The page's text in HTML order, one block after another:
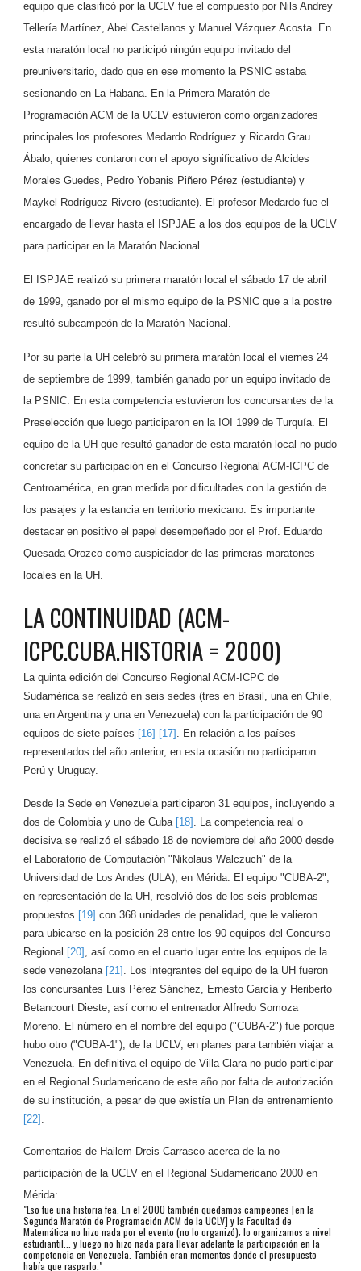
equipo que clasificó por la UCLV fue el compuesto por Nils Andrey
Tellería Martínez, Abel Castellanos y Manuel Vázquez Acosta. En
esta maratón local no participó ningún equipo invitado del
preuniversitario, dado que en ese momento la PSNIC estaba
sesionando en La Habana. En la Primera Maratón de
Programación ACM de la UCLV estuvieron como organizadores
principales los profesores Medardo Rodríguez y Ricardo Grau
Ábalo, quienes contaron con el apoyo significativo de Alcides
Morales Guedes, Pedro Yobanis Piñero Pérez (estudiante) y
Maykel Rodríguez Rivero (estudiante). El profesor Medardo fue el
encargado de llevar hasta el ISPJAE a los dos equipos de la UCLV
para participar en la Maratón Nacional.
El ISPJAE realizó su primera maratón local el sábado 17 de abril
de 1999, ganado por el mismo equipo de la PSNIC que a la postre
resultó subcampeón de la Maratón Nacional.
Por su parte la UH celebró su primera maratón local el viernes 24
de septiembre de 1999, también ganado por un equipo invitado de
la PSNIC. En esta competencia estuvieron los concursantes de la
Preselección que luego participaron en la IOI 1999 de Turquía. El
equipo de la UH que resultó ganador de esta maratón local no pudo
concretar su participación en el Concurso Regional ACM-ICPC de
Centroamérica, en gran medida por dificultades con la gestión de
los pasajes y la estancia en territorio mexicano. Es importante
destacar en positivo el papel desempeñado por el Prof. Eduardo
Quesada Orozco como auspiciador de las primeras maratones
locales en la UH.
LA CONTINUIDAD (ACM-
ICPC.CUBA.HISTORIA = 2000)
La quinta edición del Concurso Regional ACM-ICPC de
Sudamérica se realizó en seis sedes (tres en Brasil, una en Chile,
una en Argentina y una en Venezuela) con la participación de 90
equipos de siete países [16] [17] . En relación a los países
representados del año anterior, en esta ocasión no participaron
Perú y Uruguay.
Desde la Sede en Venezuela participaron 31 equipos, incluyendo a
dos de Colombia y uno de Cuba [18] . La competencia real o
decisiva se realizó el sábado 18 de noviembre del año 2000 desde
el Laboratorio de Computación "Nikolaus Walczuch" de la
Universidad de Los Andes (ULA), en Mérida. El equipo "CUBA-2",
en representación de la UH, resolvió dos de los seis problemas
propuestos [19] con 368 unidades de penalidad, que le valieron
para ubicarse en la posición 28 entre los 90 equipos del Concurso
Regional [20] , así como en el cuarto lugar entre los equipos de la
sede venezolana [21] . Los integrantes del equipo de la UH fueron
los concursantes Luis Pérez Sánchez, Ernesto García y Heriberto
Betancourt Dieste, así como el entrenador Alfredo Somoza
Moreno. El número en el nombre del equipo ("CUBA-2") fue porque
hubo otro ("CUBA-1"), de la UCLV, en planes para también viajar a
Venezuela. En definitiva el equipo de Villa Clara no pudo participar
en el Regional Sudamericano de este año por falta de autorización
de su institución, a pesar de que existía un Plan de entrenamiento
[22] .
Comentarios de Hailem Dreis Carrasco acerca de la no
participación de la UCLV en el Regional Sudamericano 2000 en
Mérida:
"Eso fue una historia fea. En el 2000 también quedamos campeones [en la
Segunda Maratón de Programación ACM de la UCLV] y la Facultad de
Matemática no hizo nada por el evento (no lo organizó); lo organizamos a nivel
estudiantil... y luego no hizo nada para llevar adelante la participación en la
competencia en Venezuela. También eran momentos donde el presupuesto
había que rasparlo."